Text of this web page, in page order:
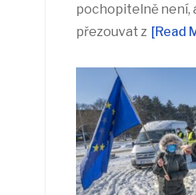
pochopitelně není,
přezouvat z [Read